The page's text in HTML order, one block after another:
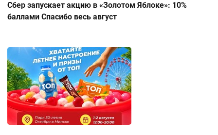
Сбер запускает акцию в «Золотом Яблоке»: 10%
баллами Спасибо весь август